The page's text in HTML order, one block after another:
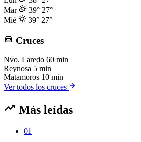
Mar
39° 27°
Mié
39° 27°
Cruces
Nvo. Laredo 60 min
Reynosa 5 min
Matamoros 10 min
Ver todos los cruces
Más leídas
01